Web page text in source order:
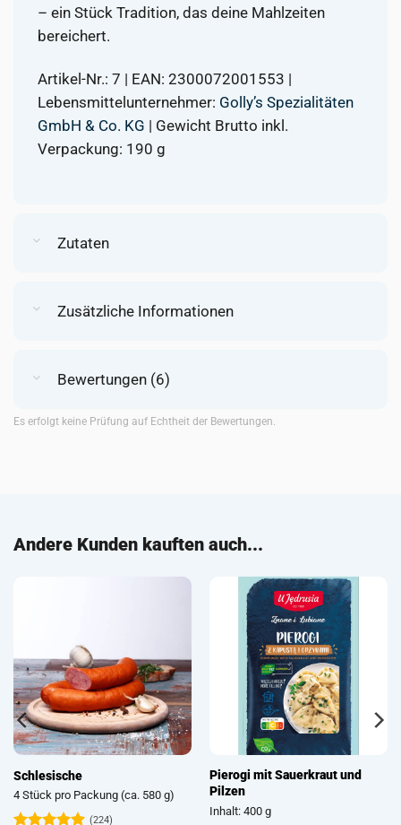
– ein Stück Tradition, das deine Mahlzeiten
bereichert.
Artikel-Nr.: 7 | EAN: 2300072001553 |
Lebensmittelunternehmer: Golly’s Spezialitäten
GmbH & Co. KG | Gewicht Brutto inkl.
Verpackung: 190 g
Zutaten
Zusätzliche Informationen
Bewertungen (6)
Es erfolgt keine Prüfung auf Echtheit der Bewertungen.
Andere Kunden kauften auch...
Graupenwurst (Grützwurst /
Krupniok / Wellwurst)
2 Stück pro Packung (ca. 450 g)
Pierogi mit Kartoffel- und
ruskie)